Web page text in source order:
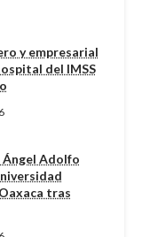
y empresarial
del IMSS
Adolfo
tras